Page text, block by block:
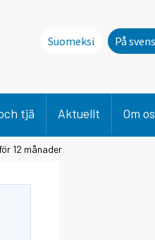
Suomeksi På
tjä Aktuellt Om
12 månader